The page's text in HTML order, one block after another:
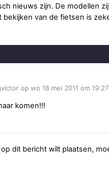
nieuws zijn. De modellen
van de fietsen is
op wo 18 mei 2011 om 19:27
komen!!!
dit bericht wilt plaatsen,